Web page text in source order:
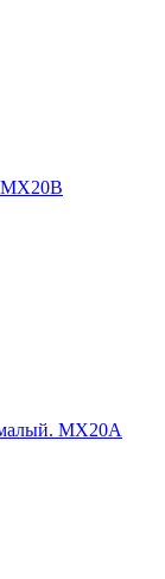
MX20A